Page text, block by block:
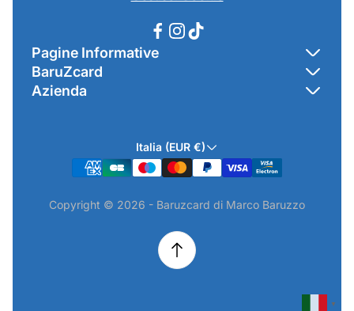
Pagine Informative
Contatti
Termini & Condizioni
Informativa Prodotti ExtraEU
BaruZcard
Chi-sono
Scopri il Negozio Fisico !
Azienda
Indirizzo Negozio: Via Luigi Valentini 1a Traversa - SNC
19021 Arcola (SP)
P.IVA.: 01520250117
Telefono/Whatsapp: 3288853914
Italia (EUR €)
Copyright © 2026 - Baruzcard di Marco Baruzzo
▼